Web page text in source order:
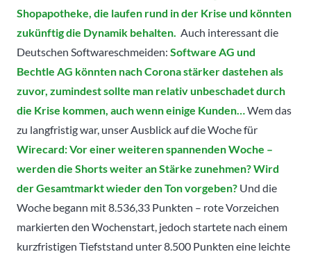
Shopapotheke, die laufen rund in der Krise und könnten
zukünftig die Dynamik behalten. Auch interessant die
Deutschen Softwareschmeiden: Software AG und
Bechtle AG könnten nach Corona stärker dastehen als
zuvor, zumindest sollte man relativ unbeschadet durch
die Krise kommen, auch wenn einige Kunden…Wem das
zu langfristig war, unser Ausblick auf die Woche für
Wirecard: Vor einer weiteren spannenden Woche –
werden die Shorts weiter an Stärke zunehmen? Wird
der Gesamtmarkt wieder den Ton vorgeben? Und die
Woche begann mit 8.536,33 Punkten – rote Vorzeichen
markierten den Wochenstart, jedoch startete nach einem
kurzfristigen Tiefststand unter 8.500 Punkten eine leichte